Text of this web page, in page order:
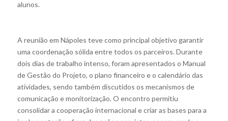
alunos.
A reunião em Nápoles teve como principal objetivo garantir
uma coordenação sólida entre todos os parceiros. Durante
dois dias de trabalho intenso, foram apresentados o Manual
de Gestão do Projeto, o plano financeiro e o calendário das
atividades, sendo também discutidos os mecanismos de
comunicação e monitorização. O encontro permitiu
consolidar a cooperação internacional e criar as bases para a